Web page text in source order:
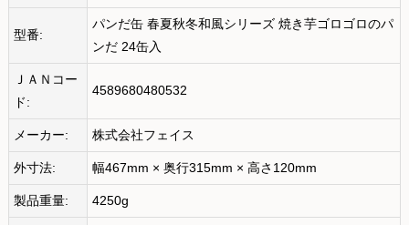
型番:
パンだ缶 春夏秋冬和風シリーズ 焼き芋ゴロゴロのパ
ンだ 24缶入
ＪＡＮコー
ド:
4589680480532
メーカー: 株式会社フェイス
外寸法: 幅467mm × 奥行315mm × 高さ120mm
製品重量: 4250g